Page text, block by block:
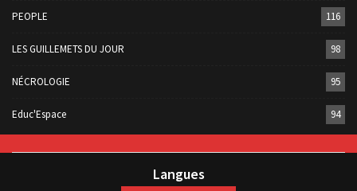
PEOPLE 116
LES GUILLEMETS DU JOUR 98
NÉCROLOGIE 95
Educ'Espace 94
Langues